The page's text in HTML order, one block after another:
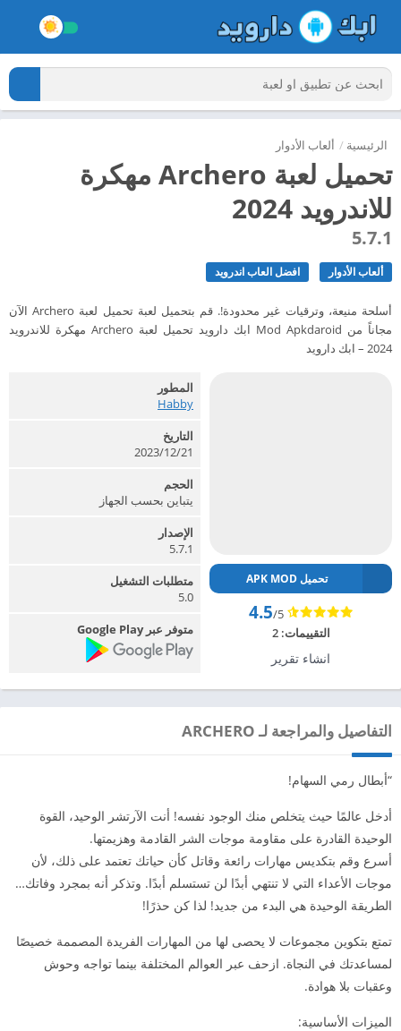
الرئيسية / ألعاب الأدوار
تحميل لعبة Archero مهكرة
للاندرويد 2024
5.7.1
ألعاب الأدوار افضل العاب اندرويد
أسلحة منيعة، وترقيات غير محدودة!. قم بتحميل لعبة تحميل لعبة Archero الآن
مجاناً من Mod Apkdaroid ابك دارويد تحميل لعبة Archero مهكرة للاندرويد
2024 – ابك دارويد
تحميل APK MOD
4.5/5
التقييمات:2
انشاء تقرير
المطور
Habby‏
التاريخ
2023/12/21
الحجم
يتباين بحسب الجهاز
الإصدار
5.7.1
متطلبات التشغيل
5.0
متوفر عبر Google Play
التفاصيل والمراجعة لـ ARCHERO
“أبطال رمي السهام!
أدخل عالمًا حيث يتخلص منك الوجود نفسه! أنت الآرتشر الوحيد، القوة
الوحيدة القادرة على مقاومة موجات الشر القادمة وهزيمتها.
أسرع وقم بتكديس مهارات رائعة وقاتل كأن حياتك تعتمد على ذلك، لأن
موجات الأعداء التي لا تنتهي أبدًا لن تستسلم أبدًا. وتذكر أنه بمجرد وفاتك…
الطريقة الوحيدة هي البدء من جديد! لذا كن حذرًا!
تمتع بتكوين مجموعات لا يحصى لها من المهارات الفريدة المصممة خصيصًا
لمساعدتك في النجاة. ازحف عبر العوالم المختلفة بينما تواجه وحوش
وعقبات بلا هوادة.
الميزات الأساسية: